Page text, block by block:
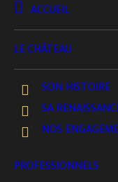
ACCUEIL
LE CHÂTEAU
SON HISTOIRE
SA
NOS
PROFESSIONNELS
BOUTIQUE
Edition Cube
du Château
CALENDRIER DE
25,99€